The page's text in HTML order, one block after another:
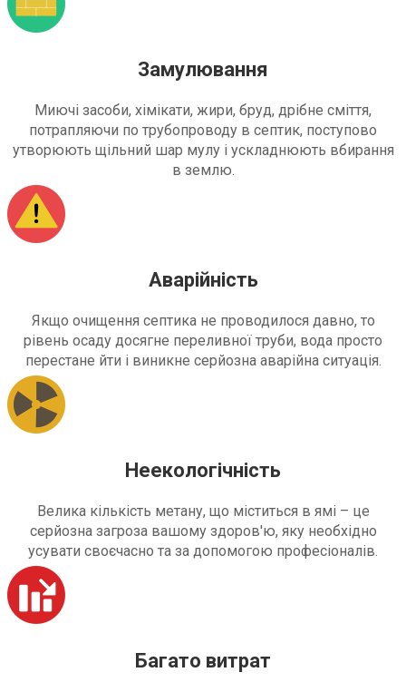
Замулювання
Миючі засоби, хімікати, жири, бруд, дрібне сміття,
потрапляючи по трубопроводу в септик, поступово
утворюють щільний шар мулу і ускладнюють вбирання
в землю.
Аварійність
Якщо очищення септика не проводилося давно, то
рівень осаду досягне переливної труби, вода просто
перестане йти і виникне серйозна аварійна ситуація.
Неекологічність
Велика кількість метану, що міститься в ямі – це
серйозна загроза вашому здоров'ю, яку необхідно
усувати своєчасно та за допомогою професіоналів.
Багато витрат